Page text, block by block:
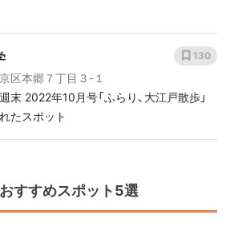
区本郷７丁目３-１
末 2022年10月号「ふらり、大江戸散歩」
たスポット
130
すすめスポット5選